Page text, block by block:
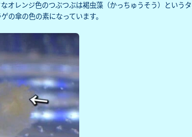
オレンジ色のつぶつぶは褐虫藻（かっちゅうそう）という
の傘の色の素になっています。